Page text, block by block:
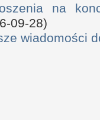
na
09-28)
wiadomości